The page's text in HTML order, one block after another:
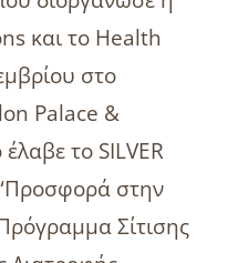
και το Health
στο
Palace &
το SILVER
στην
Σίτισης